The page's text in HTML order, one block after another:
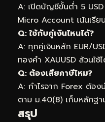
A: เปิดบัญชีขั้นต่ำ 5 USD
Micro Account เน้นเรีย
Q: ใช้กับคู่เงินไหนได้?
A: ทุกคู่เงินหลัก EUR/
ทองคำ XAUUSD ล้วนใช้
Q: ต้องเสียภาษีไหม?
A: กำไรจาก Forex ต้อง
ตาม ม.40(8) เก็บหลักฐ
สรุป